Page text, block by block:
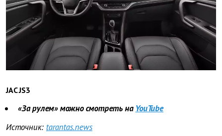
JAC JS3
«За рулем» можно смотреть на YouTube
Источник: tarantas.news